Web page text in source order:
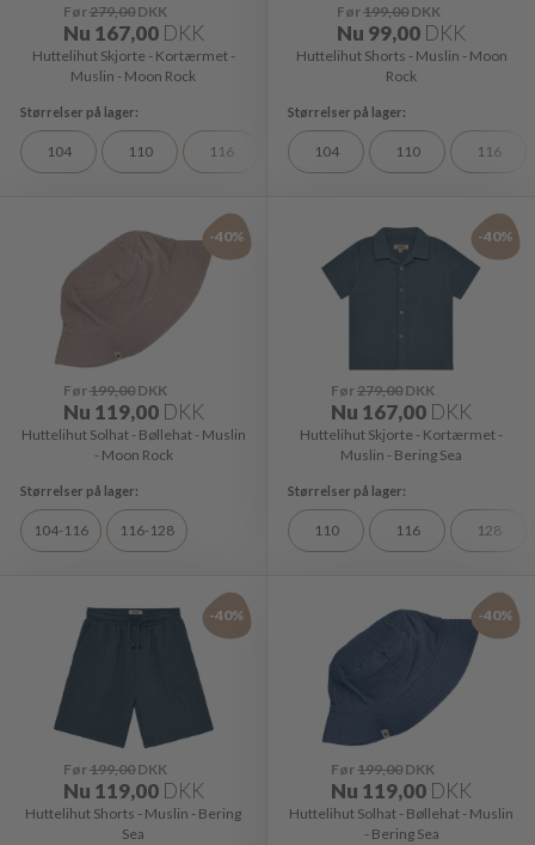
Før279,00DKK
Nu 167,00 DKK
Huttelihut Skjorte - Kortærmet -
Muslin - Moon Rock
104 110 116
Før199,00 DKK
Nu 99,00 DKK
Huttelihut Shorts - Muslin - Moon
Rock
104 110 116
-40%
Før199,00DKK
Nu 119,00 DKK
Huttelihut Solhat - Bøllehat - Muslin
- Moon Rock
104-116 116-128
-40%
Før279,00 DKK
Nu 167,00 DKK
Huttelihut Skjorte - Kortærmet -
Muslin - Bering Sea
110 116 128
-40%
Før199,00DKK
Nu 119,00 DKK
Huttelihut Shorts - Muslin - Bering
Sea
-40%
Før199,00 DKK
Nu 119,00 DKK
Huttelihut Solhat - Bøllehat - Muslin
- Bering Sea